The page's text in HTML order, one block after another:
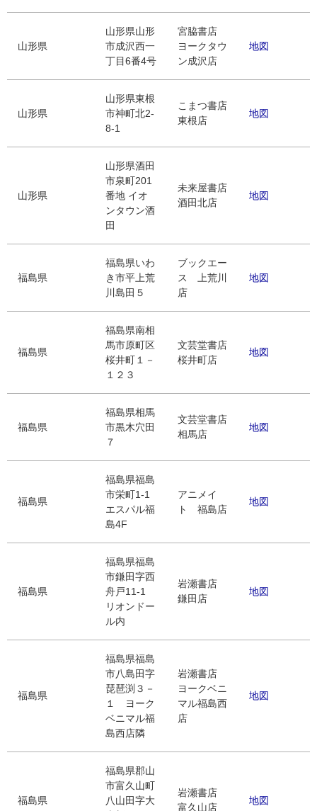
山形県
山形県山形
市成沢西一
丁目6番4号
宮脇書店
ヨークタウ
ン成沢店
地図
山形県
山形県東根
市神町北2-
8-1
こまつ書店
東根店
地図
山形県
山形県酒田
市泉町201
番地 イオ
ンタウン酒
田
未来屋書店
酒田北店
地図
福島県
福島県いわ
き市平上荒
川島田５
ブックエー
ス 上荒川
店
地図
福島県
福島県南相
馬市原町区
桜井町１－
１２３
文芸堂書店
桜井町店
地図
福島県
福島県相馬
市黒木穴田
７
文芸堂書店
相馬店
地図
福島県
福島県福島
市栄町1-1
エスパル福
島4F
アニメイ
ト 福島店
地図
福島県
福島県福島
市鎌田字西
舟戸11-1
リオンドー
ル内
岩瀬書店
鎌田店
地図
福島県
福島県福島
市八島田字
琵琶渕３－
１ ヨーク
ベニマル福
島西店隣
岩瀬書店
ヨークベニ
マル福島西
店
地図
福島県
福島県郡山
市富久山町
八山田字大
岩瀬書店
富久山店
地図